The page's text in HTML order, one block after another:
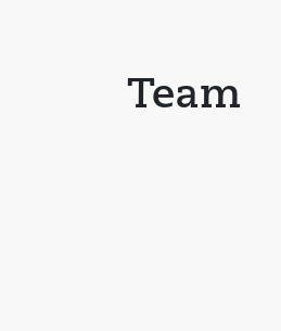
mail te sturen.
Team